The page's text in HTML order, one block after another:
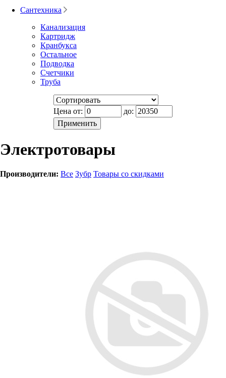
Сантехника
Канализация
Картридж
Кранбукса
Остальное
Подводка
Счетчики
Труба
Цена от: до:
Электротовары
Производители: Все Зубр Товары со скидками